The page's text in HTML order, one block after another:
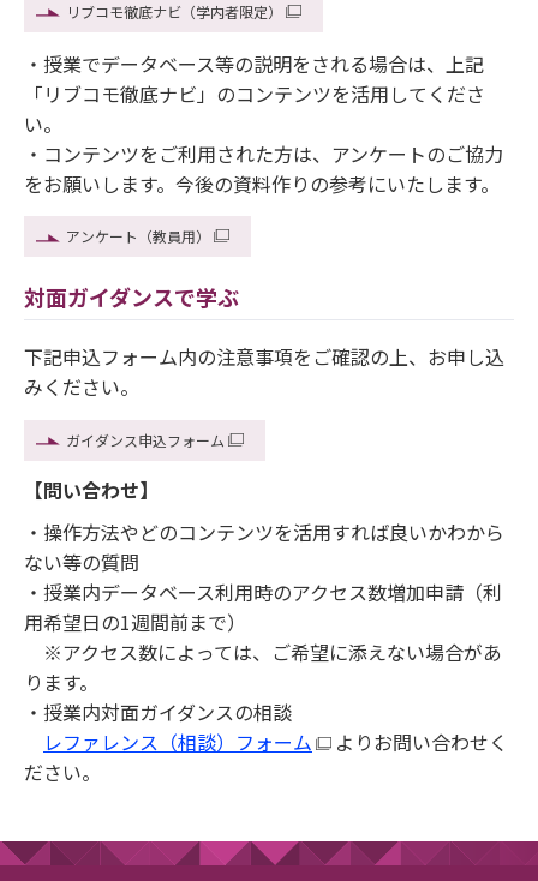
リブコモ徹底ナビ（学内者限定）
・授業でデータベース等の説明をされる場合は、上記
「リブコモ徹底ナビ」のコンテンツを活用してくださ
い。
・コンテンツをご利用された方は、アンケートのご協力
をお願いします。今後の資料作りの参考にいたします。
アンケート（教員用）
対面ガイダンスで学ぶ
下記申込フォーム内の注意事項をご確認の上、お申し込
みください。
ガイダンス申込フォーム
【問い合わせ】
・操作方法やどのコンテンツを活用すれば良いかわから
ない等の質問
・授業内データベース利用時のアクセス数増加申請（利
用希望日の1週間前まで）
※アクセス数によっては、ご希望に添えない場合があ
ります。
・授業内対面ガイダンスの相談
レファレンス（相談）フォーム
よりお問い合わせく
ださい。